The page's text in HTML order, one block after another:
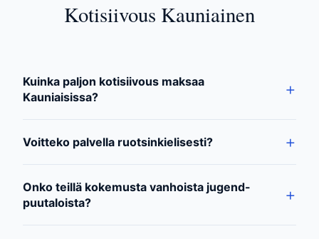
Kotisiivous Kauniainen
Kuinka paljon kotisiivous maksaa
Kauniaisissa?
Voitteko palvella ruotsinkielisesti?
Onko teillä kokemusta vanhoista jugend-
puutaloista?